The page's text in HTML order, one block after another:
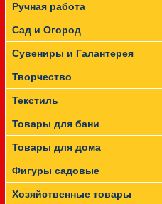
Ручная работа
Сад и Огород
Сувениры и Галантерея
Творчество
Текстиль
Товары для бани
Товары для дома
Фигуры садовые
Хозяйственные товары